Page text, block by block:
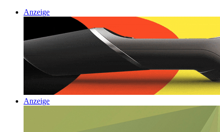
Anzeige
Anzeige